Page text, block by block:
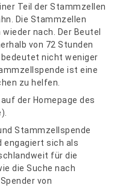
Teil der Stammzellen
Die Stammzellen
nach. Der Beutel
von 72 Stunden
nicht weniger
ist eine
zu helfen.
der Homepage des
Stammzellspende
engagiert sich als
für die
die Suche nach
von